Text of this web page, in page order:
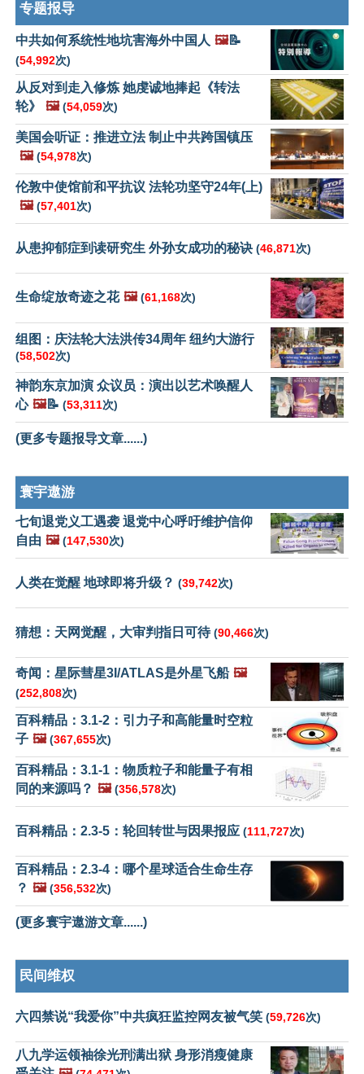
专题报导
中共如何系统性地坑害海外中国人 🖼️📝
(54,992次)
从反对到走入修炼 她虔诚地捧起《转法
轮》
🖼️ (54,059次)
美国会听证：推进立法 制止中共跨国镇压
🖼️ (54,978次)
伦敦中使馆前和平抗议 法轮功坚守24年(上)
🖼️ (57,401次)
从患抑郁症到读研究生 外孙女成功的秘诀 (46,871次)
生命绽放奇迹之花 🖼️ (61,168次)
组图：庆法轮大法洪传34周年 纽约大游行
(58,502次)
神韵东京加演 众议员：演出以艺术唤醒人
心 🖼️📝 (53,311次)
(更多专题报导文章......)
寰宇遨游
七旬退党义工遇袭 退党中心呼吁维护信仰
自由 🖼️ (147,530次)
人类在觉醒 地球即将升级？ (39,742次)
猜想：天网觉醒，大审判指日可待(90,466次)
奇闻：星际彗星3I/ATLAS是外星飞船 🖼️
(252,808次)
百科精品：3.1-2：引力子和高能量时空粒
子 🖼️ (367,655次)
百科精品：3.1-1：物质粒子和能量子有相
同的来源吗？ 🖼️ (356,578次)
百科精品：2.3-5：轮回转世与因果报应 (111,727次)
百科精品：2.3-4：哪个星球适合生命生存
？ 🖼️ (356,532次)
(更多寰宇遨游文章......)
民间维权
六四禁说“我爱你”中共疯狂监控网友被气笑 (59,726次)
八九学运领袖徐光刑满出狱 身形消瘦健康